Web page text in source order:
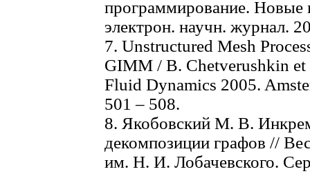
программирование. Новые
электрон. научн. журнал.
7. Unstructured Mesh
GIMM / В. Chetverushkin
Fluid Dynamics 2005.
501 – 508.
8. Якобовский М. В.
декомпозиции графов //
им. Н. И. Лобачевского.